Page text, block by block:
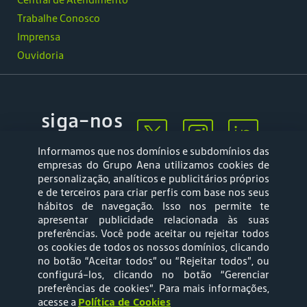
Ouvidoria
Trabalhe Conosco
Imprensa
siga-nos
Mapa web
Política de
Privacidade
Política de Cookies
Termos e Condições
Informamos que nos domínios e subdomínios das
empresas do Grupo Aena utilizamos cookies de
personalização, analíticos e publicitários próprios
e de terceiros para criar perfis com base nos seus
hábitos de navegação. Isso nos permite te
apresentar publicidade relacionada às suas
preferências. Você pode aceitar ou rejeitar todos
os cookies de todos os nossos domínios, clicando
no botão “Aceitar todos” ou “Rejeitar todos”, ou
configurá-los, clicando no botão “Gerenciar
preferências de cookies”. Para mais informações,
acesse a Política de Cookies